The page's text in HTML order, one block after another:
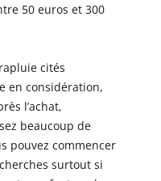
50 euros et 300
cités
en considération,
l’achat,
beaucoup de
pouvez commencer
surtout si